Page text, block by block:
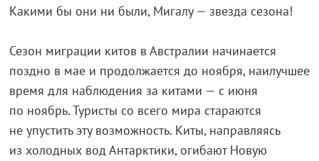
Какими бы они ни были, Мигалу — звезда сезона!
Сезон миграции китов в Австралии начинается
поздно в мае и продолжается до ноября, наилучшее
время для наблюдения за китами — с июня
по ноябрь. Туристы со всего мира стараются
не упустить эту возможность. Киты, направляясь
из холодных вод Антарктики, огибают Новую